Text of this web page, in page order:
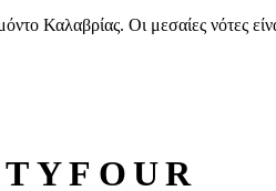
Καλαβρίας. Οι μεσαίες νότες